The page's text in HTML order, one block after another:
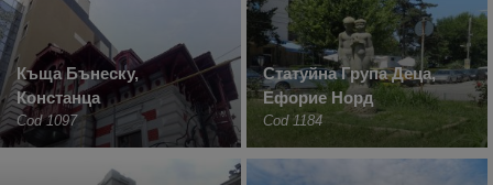
Къща Бънеску,
Констанца
Cod 1097
Статуйна Група Деца,
Ефорие Норд
Cod 1184